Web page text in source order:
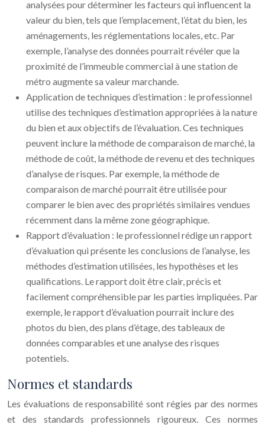
analysées pour déterminer les facteurs qui influencent la
valeur du bien, tels que l’emplacement, l’état du bien, les
aménagements, les réglementations locales, etc. Par
exemple, l’analyse des données pourrait révéler que la
proximité de l’immeuble commercial à une station de
métro augmente sa valeur marchande.
Application de techniques d’estimation : le professionnel
utilise des techniques d’estimation appropriées à la nature
du bien et aux objectifs de l’évaluation. Ces techniques
peuvent inclure la méthode de comparaison de marché, la
méthode de coût, la méthode de revenu et des techniques
d’analyse de risques. Par exemple, la méthode de
comparaison de marché pourrait être utilisée pour
comparer le bien avec des propriétés similaires vendues
récemment dans la même zone géographique.
Rapport d’évaluation : le professionnel rédige un rapport
d’évaluation qui présente les conclusions de l’analyse, les
méthodes d’estimation utilisées, les hypothèses et les
qualifications. Le rapport doit être clair, précis et
facilement compréhensible par les parties impliquées. Par
exemple, le rapport d’évaluation pourrait inclure des
photos du bien, des plans d’étage, des tableaux de
données comparables et une analyse des risques
potentiels.
Normes et standards
Les évaluations de responsabilité sont régies par des normes
et des standards professionnels rigoureux. Ces normes